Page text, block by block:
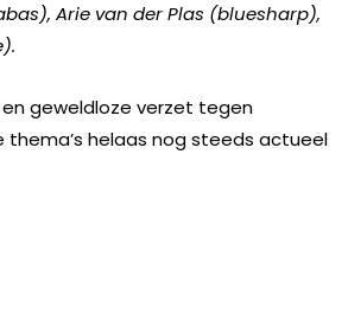
Arie van der Plas (bluesharp),
geweldloze verzet tegen
thema’s helaas nog steeds actueel